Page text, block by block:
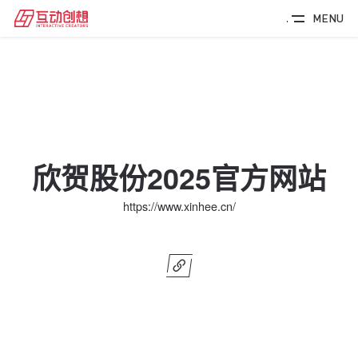
MENU
欣贺股份2025官方网站
https://www.xinhee.cn/